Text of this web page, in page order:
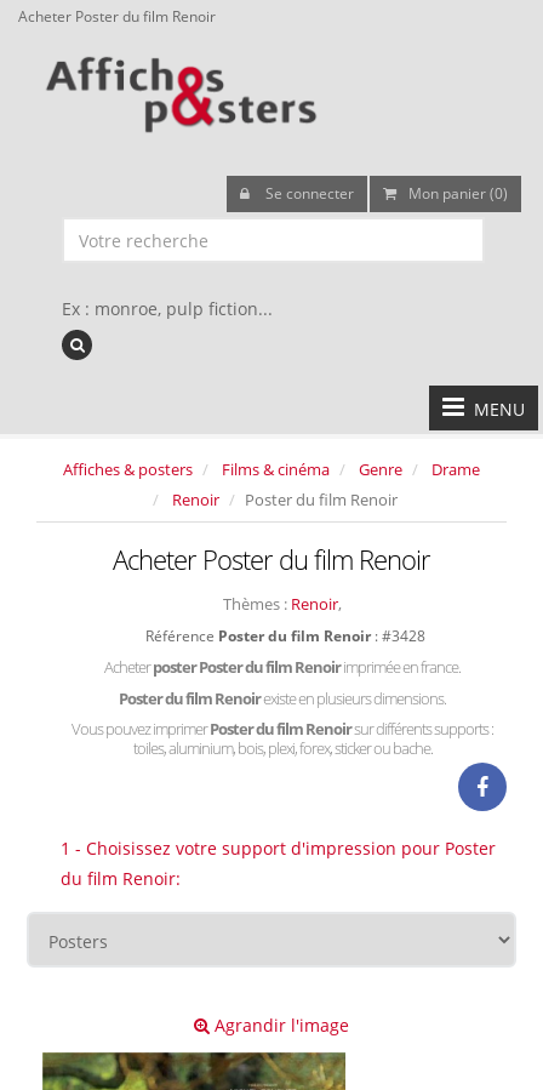
Acheter Poster du film Renoir
Se connecter Mon panier (0)
Ex : monroe, pulp fiction...
MENU
Affiches & posters Films & cinéma Genre
Drame
Renoir
Poster du film Renoir
Acheter Poster du film Renoir
Thèmes : Renoir,
Référence Poster du film Renoir: #3428
Acheterposter Poster du film Renoirimprimée en france.
Poster du film Renoirexiste en plusieurs dimensions.
Vous pouvez imprimerPoster du film Renoirsur différents supports :
toiles, aluminium, bois, plexi, forex, sticker ou bache.
1 - Choisissez votre support d'impression pour Poster
du film Renoir:
Agrandir l'image